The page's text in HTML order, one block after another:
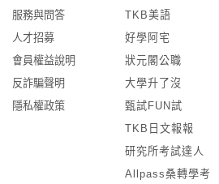
服務與問答
人才招募
會員權益說明
反詐騙聲明
隱私權政策
TKB美語
好學阿宅
狀元閣公職
大學升了沒
甄試FUN試
TKB日文報報
研究所考試達人
Allpass桑轉學考